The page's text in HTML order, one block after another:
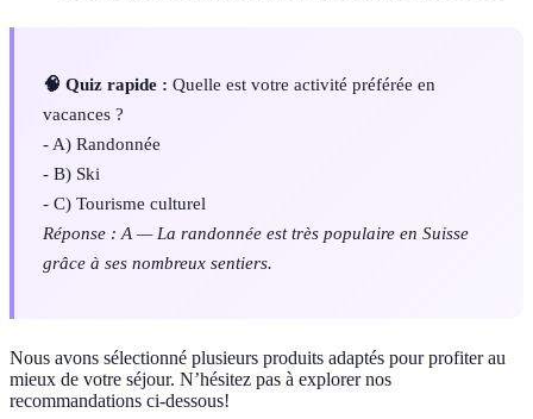
🧠 Quiz rapide : Quelle est votre activité préférée en
vacances ?
- A) Randonnée
- B) Ski
- C) Tourisme culturel
Réponse : A — La randonnée est très populaire en Suisse
grâce à ses nombreux sentiers.
Nous avons sélectionné plusieurs produits adaptés pour profiter au
mieux de votre séjour. N’hésitez pas à explorer nos
recommandations ci-dessous!